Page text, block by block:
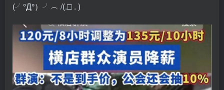
(╯°Д°）╯︵ /(.□ . )